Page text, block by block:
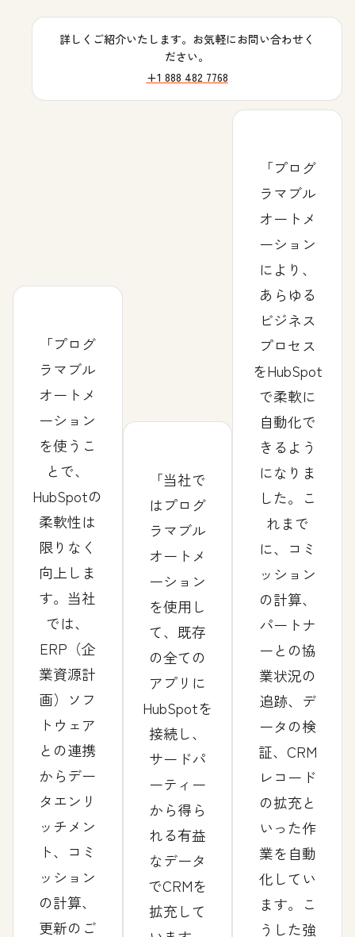
詳しくご紹介いたします。お気軽にお問い合わせく
ださい。
+1 888 482 7768
プログ
ラマブル
オートメ
ーション
を使うこ
とで、
HubSpotの
柔軟性は
限りなく
向上しま
す。当社
では、
ERP（企
業資源計
画）ソフ
トウェア
との連携
からデー
タエンリ
ッチメン
ト、コミ
ッション
の計算、
更新のご
当社で
はプログ
ラマブル
オートメ
ーション
を使用し
て、既存
の全ての
アプリに
HubSpotを
接続し、
サードパ
ーティー
から得ら
れる有益
なデータ
でCRMを
拡充して
プログ
ラマブル
オートメ
ーション
により、
あらゆる
ビジネス
プロセス
をHubSpot
で柔軟に
自動化で
きるよう
になりま
した。こ
れまで
に、コミ
ッション
の計算、
パートナ
ーとの協
業状況の
追跡、デ
ータの検
証、CRM
レコード
の拡充と
いった作
業を自動
化してい
ます。こ
うした強